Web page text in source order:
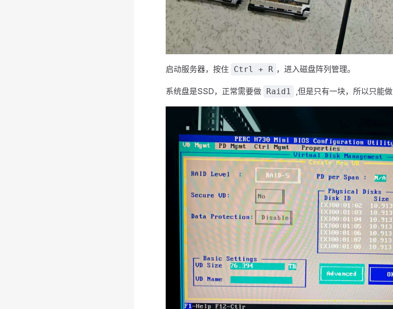
启动服务器，按住 Ctrl + R ，进入磁盘阵列管理。
系统盘是SSD，正常需要做 Raid1 ,但是只有一块，所以只能做